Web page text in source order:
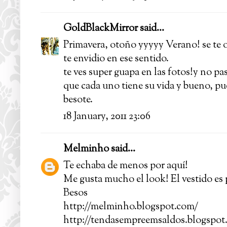
GoldBlackMirrorsaid...
Primavera, otoño yyyyy Verano! se
te envidio en ese sentido.
te ves super guapa en las fotos!y no
que cada uno tiene su vida y bueno,
besote.
18 January, 2011 23:06
Melminhosaid...
Te echaba de menos por aquí!
Me gusta mucho el look! El vestido
Besos
http://melminho.blogspot.com/
http://